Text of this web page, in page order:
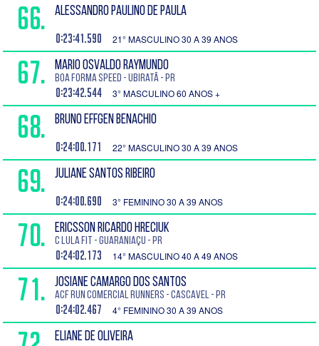
66. ALESSANDRO PAULINO DE PAULA
0:23:41.590 21° MASCULINO 30 A 39 ANOS
67. MARIO OSVALDO RAYMUNDO
Boa Forma Speed - Ubiratã - PR
0:23:42.544 3° MASCULINO 60 ANOS +
68. BRUNO EFFGEN BENACHIO
0:24:00.171 22° MASCULINO 30 A 39 ANOS
69. JULIANE SANTOS RIBEIRO
0:24:00.690 3° FEMININO 30 A 39 ANOS
70. ERICSSON RICARDO HRECIUK
C lula Fit - Guaraniaçu - PR
0:24:02.173 14° MASCULINO 40 A 49 ANOS
71. JOSIANE CAMARGO DOS SANTOS
ACF Run Comercial Runners - Cascavel - PR
0:24:02.467 4° FEMININO 30 A 39 ANOS
ELIANE DE OLIVEIRA